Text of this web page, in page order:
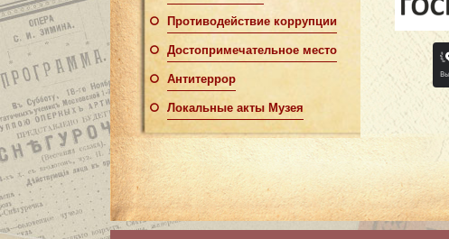
Противодействие коррупции
Достопримечательное место
Антитеррор
Локальные акты Музея